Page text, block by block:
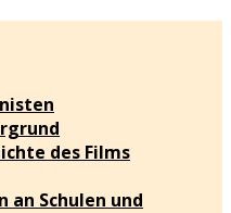
des Films
an Schulen und